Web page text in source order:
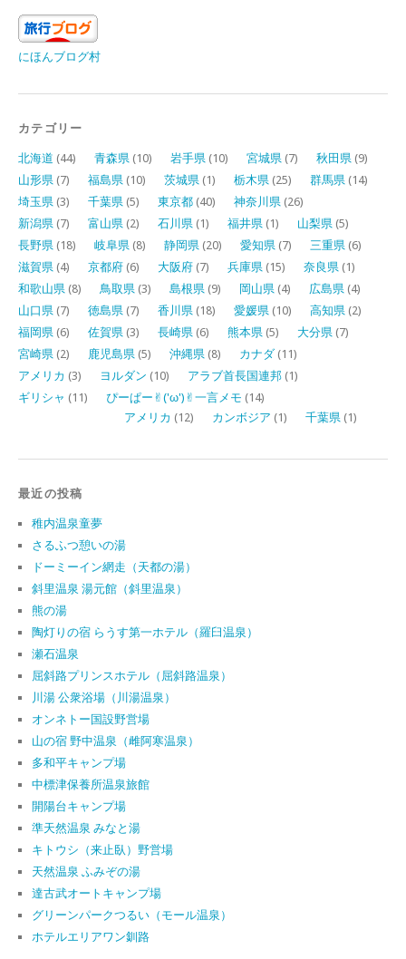
にほんブログ村
カテゴリー
北海道 (44) 青森県 (10) 岩手県 (10) 宮城県 (7) 秋田県 (9)
山形県 (7) 福島県 (10) 茨城県 (1) 栃木県 (25) 群馬県 (14)
埼玉県 (3) 千葉県 (5) 東京都 (40) 神奈川県 (26)
新潟県 (7) 富山県 (2) 石川県 (1) 福井県 (1) 山梨県 (5)
長野県 (18) 岐阜県 (8) 静岡県 (20) 愛知県 (7) 三重県 (6)
滋賀県 (4) 京都府 (6) 大阪府 (7) 兵庫県 (15) 奈良県 (1)
和歌山県 (8) 鳥取県 (3) 島根県 (9) 岡山県 (4) 広島県 (4)
山口県 (7) 徳島県 (7) 香川県 (18) 愛媛県 (10) 高知県 (2)
福岡県 (6) 佐賀県 (3) 長崎県 (6) 熊本県 (5) 大分県 (7)
宮崎県 (2) 鹿児島県 (5) 沖縄県 (8) カナダ (11)
アメリカ (3) ヨルダン (10) アラブ首長国連邦 (1)
ギリシャ (11) ぴーぱー✌︎('ω')✌︎一言メモ (14)
アメリカ (12) カンボジア (1) 千葉県 (1)
最近の投稿
稚内温泉童夢
さるふつ憩いの湯
ドーミーイン網走（天都の湯）
斜里温泉 湯元館（斜里温泉）
熊の湯
陶灯りの宿 らうす第一ホテル（羅臼温泉）
瀬石温泉
屈斜路プリンスホテル（屈斜路温泉）
川湯 公衆浴場（川湯温泉）
オンネトー国設野営場
山の宿 野中温泉（雌阿寒温泉）
多和平キャンプ場
中標津保養所温泉旅館
開陽台キャンプ場
準天然温泉 みなと湯
キトウシ（来止臥）野営場
天然温泉 ふみぞの湯
達古武オートキャンプ場
グリーンパークつるい（モール温泉）
ホテルエリアワン釧路